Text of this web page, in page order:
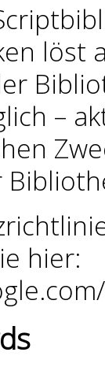
löst
–
hier: